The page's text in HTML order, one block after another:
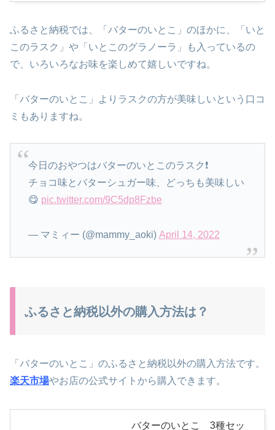
ふるさと納税では、「バターのいとこ」のほかに、「いと
このラスク」や「いとこのグラノーラ」も入っているの
で、いろいろなお味を楽しめて嬉しいですね。
「バターのいとこ」よりラスクの方が美味しいという口コ
ミもありますね。
今日のおやつはバターのいとこのラスク❗️
チョコ味とバターシュガー味、どっちも美味しい
😋 pic.twitter.com/9C5dp8Fzbe
— マミィー (@mammy_aoki) April 14, 2022
ふるさと納税以外の購入方法は？
「バターのいとこ」のふるさと納税以外の購入方法です。
楽天市場やお店の公式サイトから購入できます。
バターのいとこ 3種セッ